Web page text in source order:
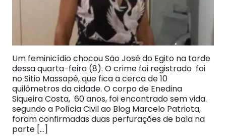
Um feminicídio chocou São José do Egito na tarde
dessa quarta-feira (8). O crime foi registrado foi
no Sitio Massapê, que fica a cerca de 10
quilômetros da cidade. O corpo de Enedina
Siqueira Costa, 60 anos, foi encontrado sem vida.
segundo a Polícia Civil ao Blog Marcelo Patriota,
foram confirmadas duas perfurações de bala na
parte […]